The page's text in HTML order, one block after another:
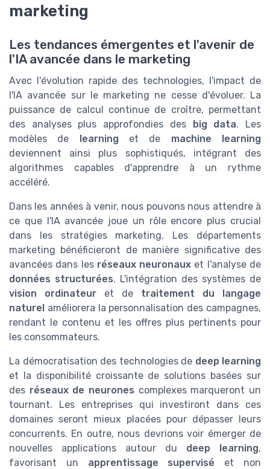
marketing
Les tendances émergentes et l'avenir de
l'IA avancée dans le marketing
Avec l'évolution rapide des technologies, l'impact de
l'IA avancée sur le marketing ne cesse d'évoluer. La
puissance de calcul continue de croître, permettant
des analyses plus approfondies des big data. Les
modèles de learning et de machine learning
deviennent ainsi plus sophistiqués, intégrant des
algorithmes capables d'apprendre à un rythme
accéléré.
Dans les années à venir, nous pouvons nous attendre à
ce que l'IA avancée joue un rôle encore plus crucial
dans les stratégies marketing. Les départements
marketing bénéficieront de manière significative des
avancées dans les réseaux neuronaux et l'analyse de
données structurées. L'intégration des systèmes de
vision ordinateur et de traitement du langage
naturel améliorera la personnalisation des campagnes,
rendant le contenu et les offres plus pertinents pour
les consommateurs.
La démocratisation des technologies de deep learning
et la disponibilité croissante de solutions basées sur
des réseaux de neurones complexes marqueront un
tournant. Les entreprises qui investiront dans ces
domaines seront mieux placées pour dépasser leurs
concurrents. En outre, nous devrions voir émerger de
nouvelles applications autour du deep learning,
favorisant un apprentissage supervisé et non